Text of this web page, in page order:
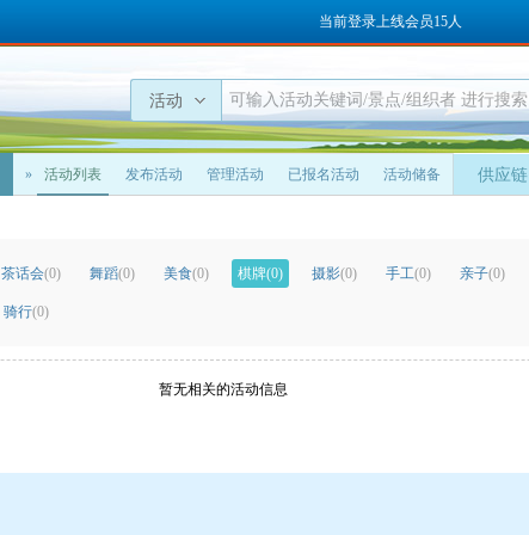
当前登录上线会员15人
活动
» 活动列表 发布活动 管理活动 已报名活动 活动储备 供应链
茶话会(0) 舞蹈(0) 美食(0) 棋牌(0) 摄影(0) 手工(0) 亲子(0)
骑行(0)
暂无相关的活动信息